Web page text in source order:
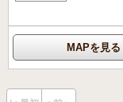
MAPを見る